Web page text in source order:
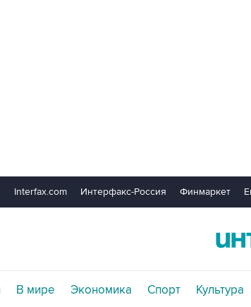
Interfax.com Интерфакс-Россия Финмаркет
В мире Экономика Спорт Культура